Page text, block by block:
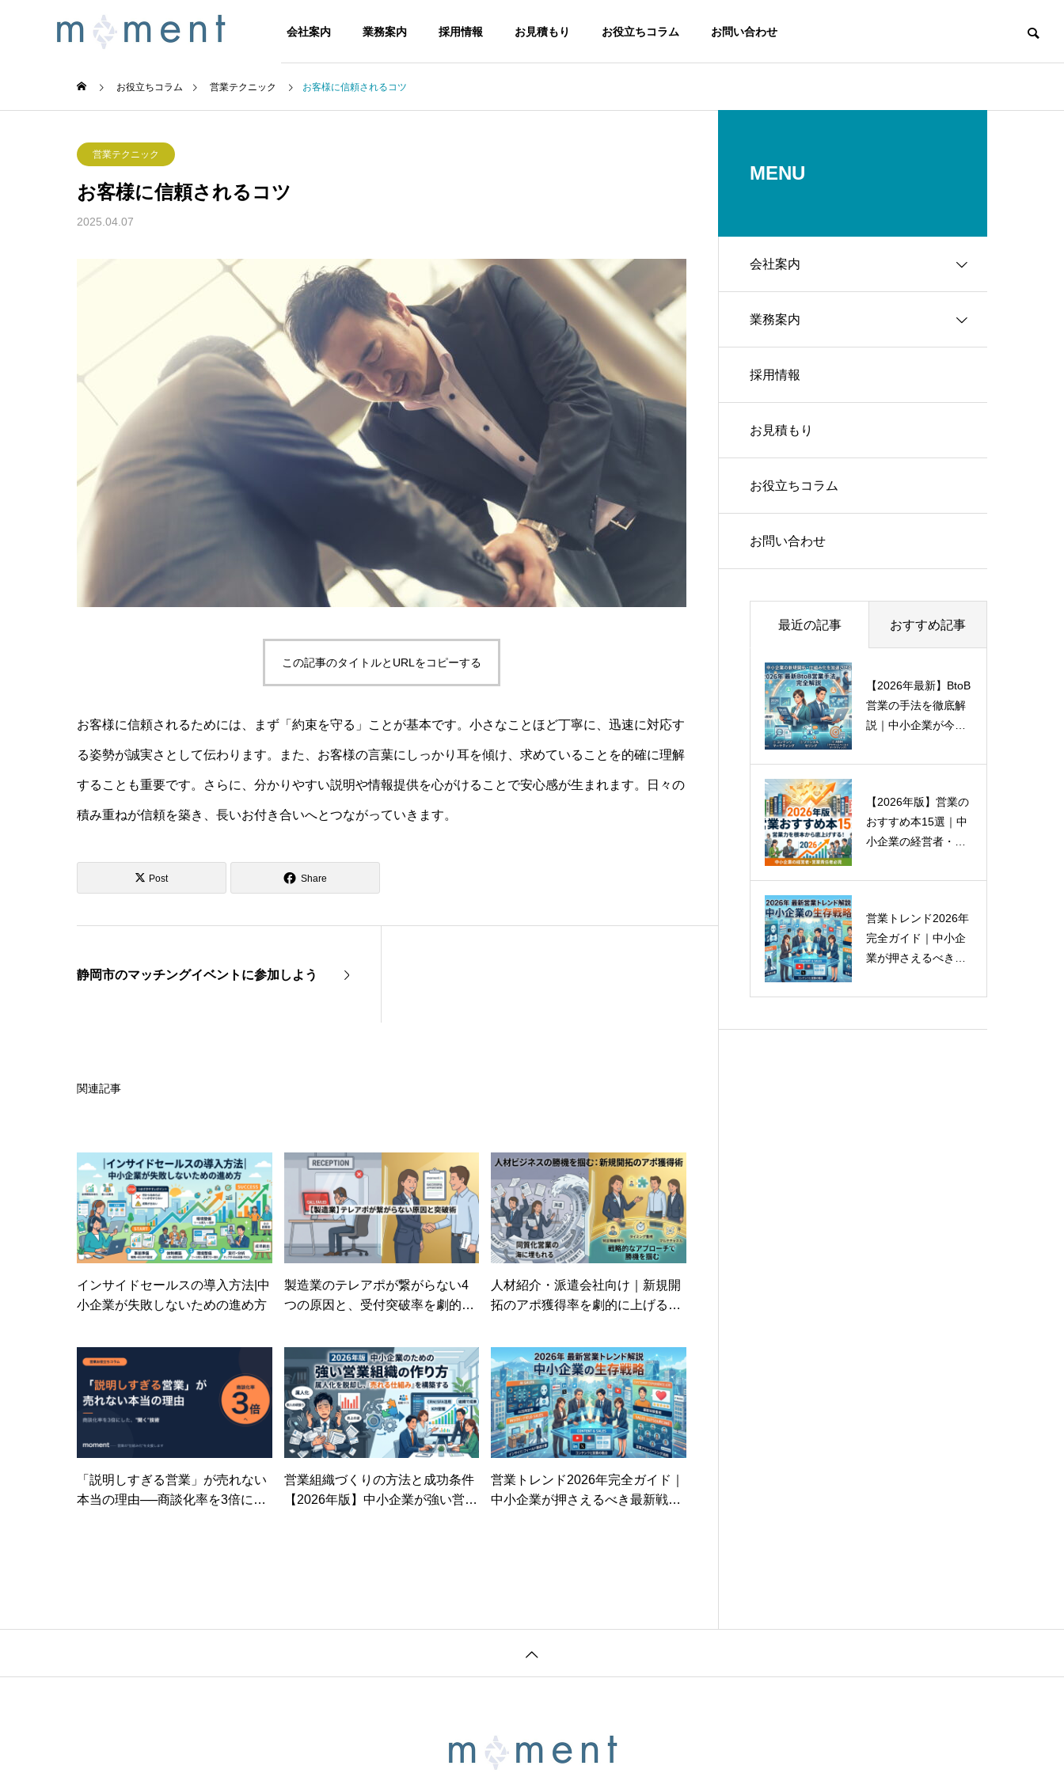
会社案内 業務案内 採用情報 お見積もり お役立ちコラム お問い合わせ
会社案内
お役立ちコラム 営業テクニック お客様に信頼されるコツ
営業テクニック
お客様に信頼されるコツ
2025.04.07
この記事のタイトルとURLをコピーする
お客様に信頼されるためには、まず「約束を守る」ことが基本です。小さなことほど丁寧に、迅速に対応す
る姿勢が誠実さとして伝わります。また、お客様の言葉にしっかり耳を傾け、求めていることを的確に理解
することも重要です。さらに、分かりやすい説明や情報提供を心がけることで安心感が生まれます。日々の
積み重ねが信頼を築き、長いお付き合いへとつながっていきます。
Post Share
静岡市のマッチングイベントに参加しよう
関連記事
インサイドセールスの導入方法|中
小企業が失敗しないための進め方
製造業のテレアポが繋がらない4
つの原因と、受付突破率を劇的に
人材紹介・派遣会社向け｜新規開
拓のアポ獲得率を劇的に上げる営
「説明しすぎる営業」が売れない
本当の理由──商談化率を3倍にし
営業組織づくりの方法と成功条件
【2026年版】中小企業が強い営業
営業トレンド2026年完全ガイド｜
中小企業が押さえるべき最新戦略
MENU
会社案内
トップメッセージ
会社概要
業務案内
私たちの仕事
製造業の企業様へ
人材業界の企業様へ
採用情報
お見積もり
お役立ちコラム
お問い合わせ
最近の記事 おすすめ記事
【2026年最新】BtoB
営業の手法を徹底解
説｜中小企業が今す
とは
【2026年版】営業の
おすすめ本15選｜中
小企業の経営者・営
厳選書籍
営業トレンド2026年
完全ガイド｜中小企
業が押さえるべき最
静岡市のマッチング
イベントに参加しよ
う